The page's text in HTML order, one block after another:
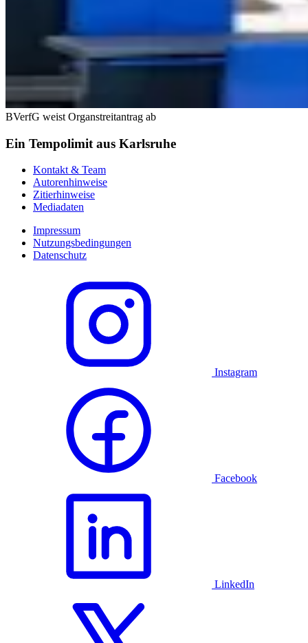
BVerfG weist Organstreitantrag ab
Ein Tempolimit aus Karlsruhe
Kontakt & Team
Autorenhinweise
Zitierhinweise
Mediadaten
Impressum
Nutzungsbedingungen
Datenschutz
Instagram
Facebook
LinkedIn